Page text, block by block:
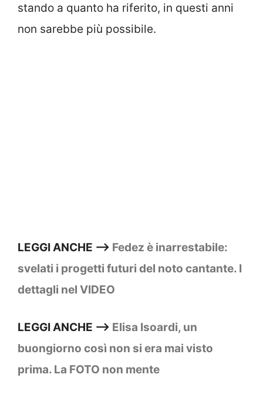
stando a quanto ha riferito, in questi anni
non sarebbe più possibile.
LEGGI ANCHE –> Fedez è inarrestabile:
svelati i progetti futuri del noto cantante. I
dettagli nel VIDEO
LEGGI ANCHE –> Elisa Isoardi, un
buongiorno così non si era mai visto
prima. La FOTO non mente